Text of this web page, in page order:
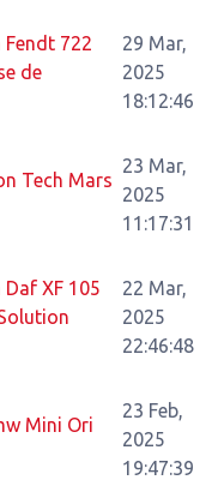
722
de
29 Mar,
2025
18:12:46
Tech Mars
23 Mar,
2025
11:17:31
XF 105
22 Mar,
2025
22:46:48
Mini Ori
23 Feb,
2025
19:47:39